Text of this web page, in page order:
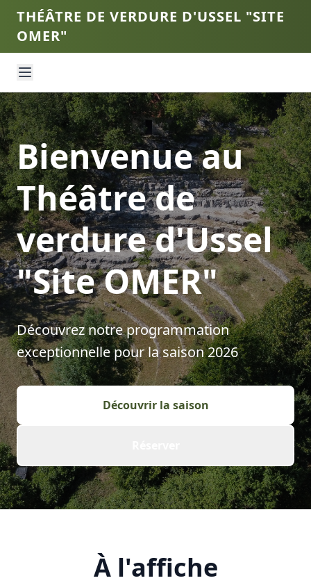
THÉÂTRE DE VERDURE D'USSEL "SITE
OMER"
Bienvenue au
Théâtre de
verdure d'Ussel
"Site OMER"
Découvrez notre programmation
exceptionnelle pour la saison2026
Découvrir la saison
À l'affiche